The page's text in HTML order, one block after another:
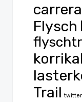
carrera
Flysch
Trail twitter